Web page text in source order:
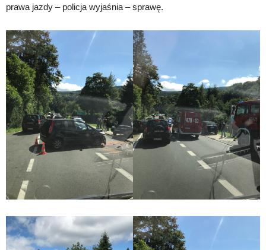
prawa jazdy – policja wyjaśnia – sprawę.